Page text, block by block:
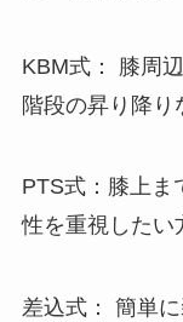
KBM式： 膝周
階段の昇り降り
PTS式：膝上ま
性を重視したい
差込式： 簡単